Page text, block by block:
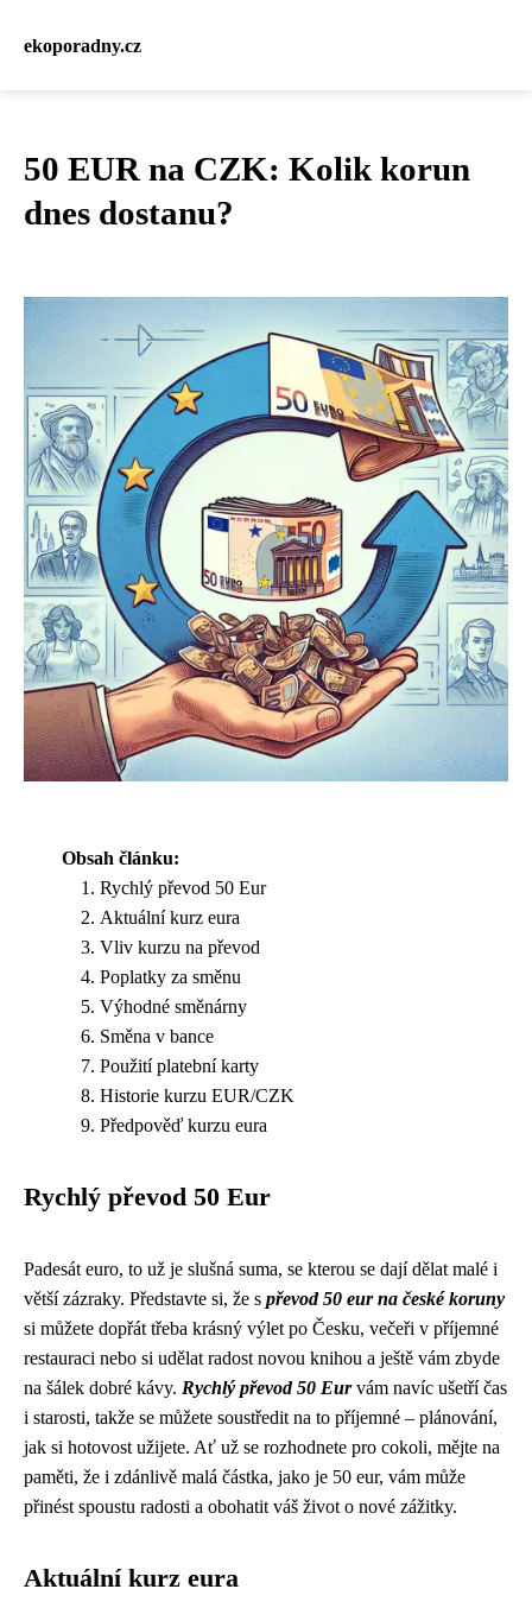
ekoporadny.cz
50 EUR na CZK: Kolik korun
dnes dostanu?
Obsah článku:
Rychlý převod 50 Eur
Aktuální kurz eura
Vliv kurzu na převod
Poplatky za směnu
Výhodné směnárny
Směna v bance
Použití platební karty
Historie kurzu EUR/CZK
Předpověď kurzu eura
Rychlý převod 50 Eur
Padesát euro, to už je slušná suma, se kterou se dají dělat malé i
větší zázraky. Představte si, že s převod 50 eur na české koruny
si můžete dopřát třeba krásný výlet po Česku, večeři v příjemné
restauraci nebo si udělat radost novou knihou a ještě vám zbyde
na šálek dobré kávy. Rychlý převod 50 Eurvám navíc ušetří čas
i starosti, takže se můžete soustředit na to příjemné – plánování,
jak si hotovost užijete. Ať už se rozhodnete pro cokoli, mějte na
paměti, že i zdánlivě malá částka, jako je 50 eur, vám může
přinést spoustu radosti a obohatit váš život o nové zážitky.
Aktuální kurz eura